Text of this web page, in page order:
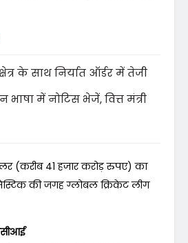
के साथ निर्यात ऑर्डर में तेजी
में नोटिस भेजें, वित्त मंत्री
(करीब 41 हजार करोड़ रुपए) का
की जगह ग्लोबल क्रिकेट लीग